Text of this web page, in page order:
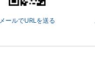
メールでURLを送る